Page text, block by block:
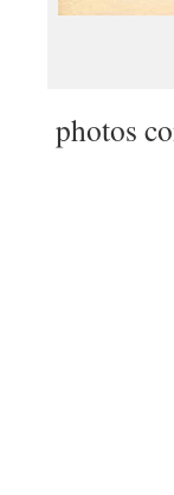
photos